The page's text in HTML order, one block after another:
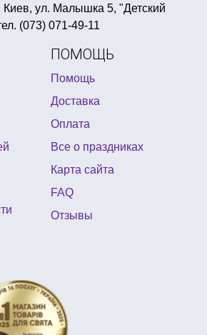
купить украина
для праздников
фиксики
шляпа сомбреро
светильники
купить карнавальные перчатки
мультяшных героев
на 14 февраля
пин ап вечеринка атрибуты
дня рождения
шаров на день рождения
Киев, ул. Малышка 5, "Детский
(073) 071-49-11
ПОМОЩЬ
Помощь
Доставка
Оплата
Все о праздниках
Карта сайта
FAQ
Отзывы